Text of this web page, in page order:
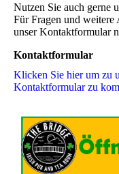
Nutzen Sie auch gerne
Für Fragen und weitere
unser Kontaktformular
Kontaktformular
Klicken Sie hier um zu
Kon­takt­for­mu­lar zu